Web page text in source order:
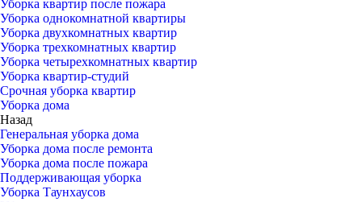
Уборка квартир после пожара
Уборка однокомнатной квартиры
Уборка двухкомнатных квартир
Уборка трехкомнатных квартир
Уборка четырехкомнатных квартир
Уборка квартир-студий
Срочная уборка квартир
Уборка дома
Назад
Генеральная уборка дома
Уборка дома после ремонта
Уборка дома после пожара
Поддерживающая уборка
Уборка Таунхаусов